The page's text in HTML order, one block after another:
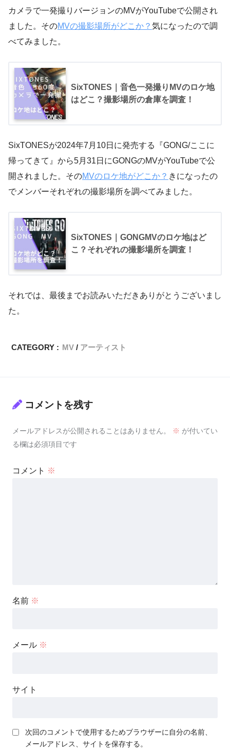
カメラで一発撮りバージョンのMVがYouTubeで公開され
ました。そのMVの撮影場所がどこか？ 気になったので調
べてみました。
SixTONES｜音色一発撮りMVのロケ地
はどこ？撮影場所の倉庫を調査！
SixTONESが2024年7月10日に発売する『GONG/ここに
帰ってきて』から5月31日にGONGのMVがYouTubeで公
開されました。そのMVのロケ地がどこか？ きになったの
でメンバーそれぞれの撮影場所を調べてみました。
SixTONES｜GONGMVのロケ地はど
こ？それぞれの撮影場所を調査！
それでは、最後までお読みいただきありがとうございまし
た。
CATEGORY : MV アーティスト
コメントを残す
メールアドレスが公開されることはありません。 ※ が付いてい
る欄は必須項目です
コメント ※
名前 ※
メール ※
サイト
次回のコメントで使用するためブラウザーに自分の名前、
メールアドレス、サイトを保存する。